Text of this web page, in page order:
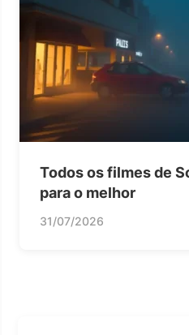
Todos os filmes de
para o melhor
31/07/2026